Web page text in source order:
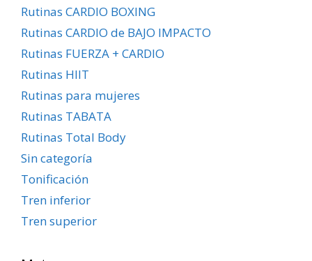
Rutinas CARDIO BOXING
Rutinas CARDIO de BAJO IMPACTO
Rutinas FUERZA + CARDIO
Rutinas HIIT
Rutinas para mujeres
Rutinas TABATA
Rutinas Total Body
Sin categoría
Tonificación
Tren inferior
Tren superior